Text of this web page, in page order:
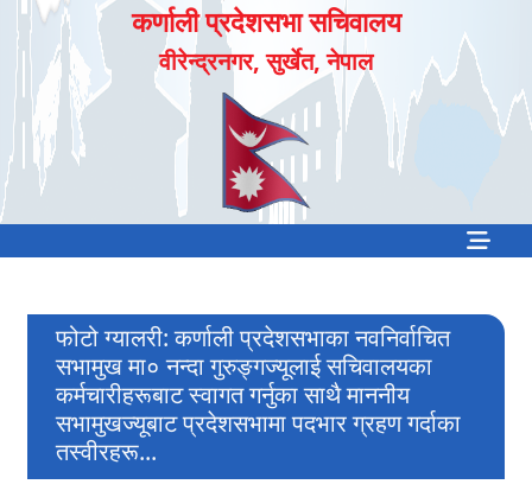
कर्णाली प्रदेशसभा सचिवालय
वीरेन्द्रनगर, सुर्खेत, नेपाल
फोटो ग्यालरी:कर्णाली प्रदेशसभाका नवनिर्वाचित
सभामुख मा० नन्दा गुरुङ्गज्यूलाई सचिवालयका
कर्मचारीहरूबाट स्वागत गर्नुका साथै माननीय
सभामुखज्यूबाट प्रदेशसभामा पदभार ग्रहण गर्दाका
तस्वीरहरू...